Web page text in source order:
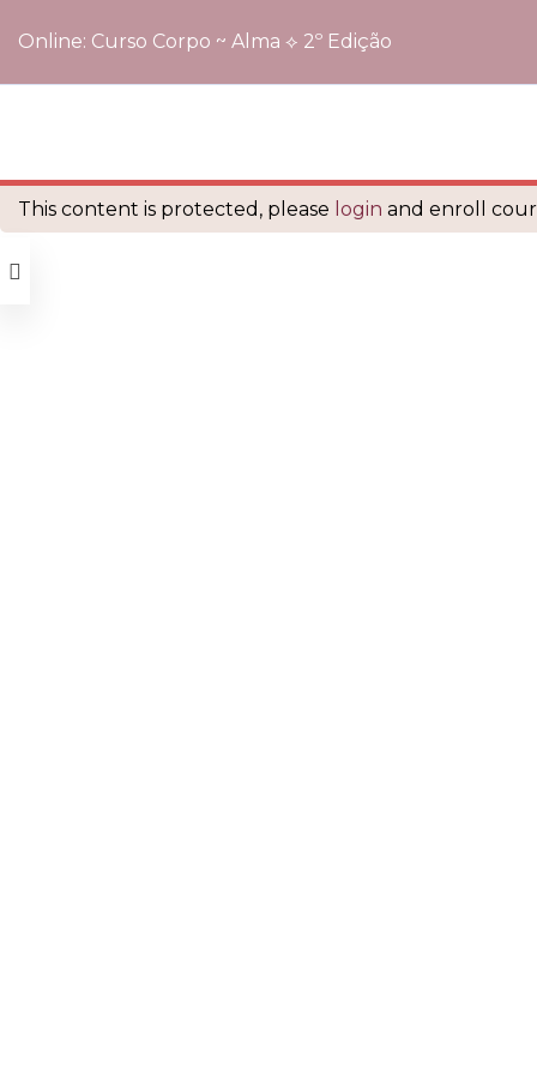
Início Cursos Online: Curso Corpo ~ Alma ⟡ 2º Edição
Online: Curso Corpo ~ Alma ⟡ 2º Edição
This content is protected, please login and enroll